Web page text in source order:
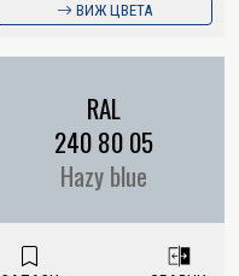
ВИЖ ЦВЕТА
RAL
240 80 05
Hazy blue